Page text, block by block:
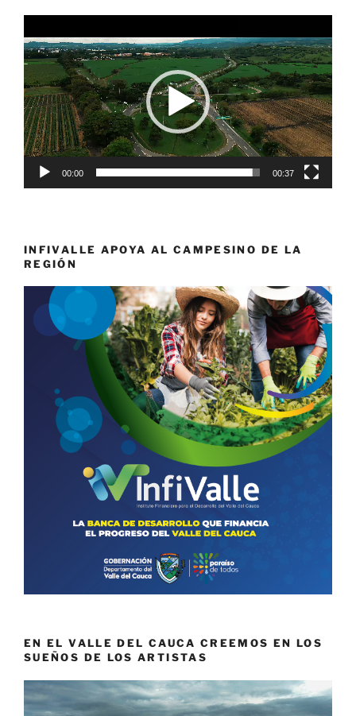
de
vídeo
00:00 00:37
INFIVALLE APOYA AL CAMPESINO DE LA
REGIÓN
EN EL VALLE DEL CAUCA CREEMOS EN LOS
SUEÑOS DE LOS ARTISTAS
Reproductor
de